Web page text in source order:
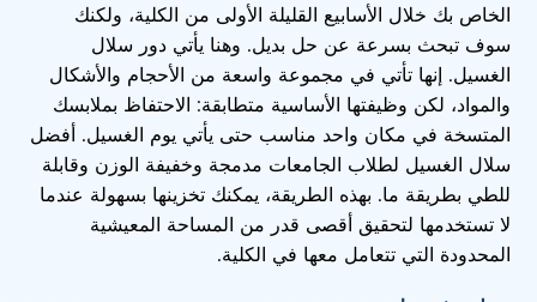
الخاص بك خلال الأسابيع القليلة الأولى من الكلية، ولكنك
سوف تبحث بسرعة عن حل بديل. وهنا يأتي دور سلال
الغسيل. إنها تأتي في مجموعة واسعة من الأحجام والأشكال
والمواد، لكن وظيفتها الأساسية متطابقة: الاحتفاظ بملابسك
المتسخة في مكان واحد مناسب حتى يأتي يوم الغسيل. أفضل
سلال الغسيل لطلاب الجامعات مدمجة وخفيفة الوزن وقابلة
للطي بطريقة ما. بهذه الطريقة، يمكنك تخزينها بسهولة عندما
لا تستخدمها لتحقيق أقصى قدر من المساحة المعيشية
المحدودة التي تتعامل معها في الكلية.